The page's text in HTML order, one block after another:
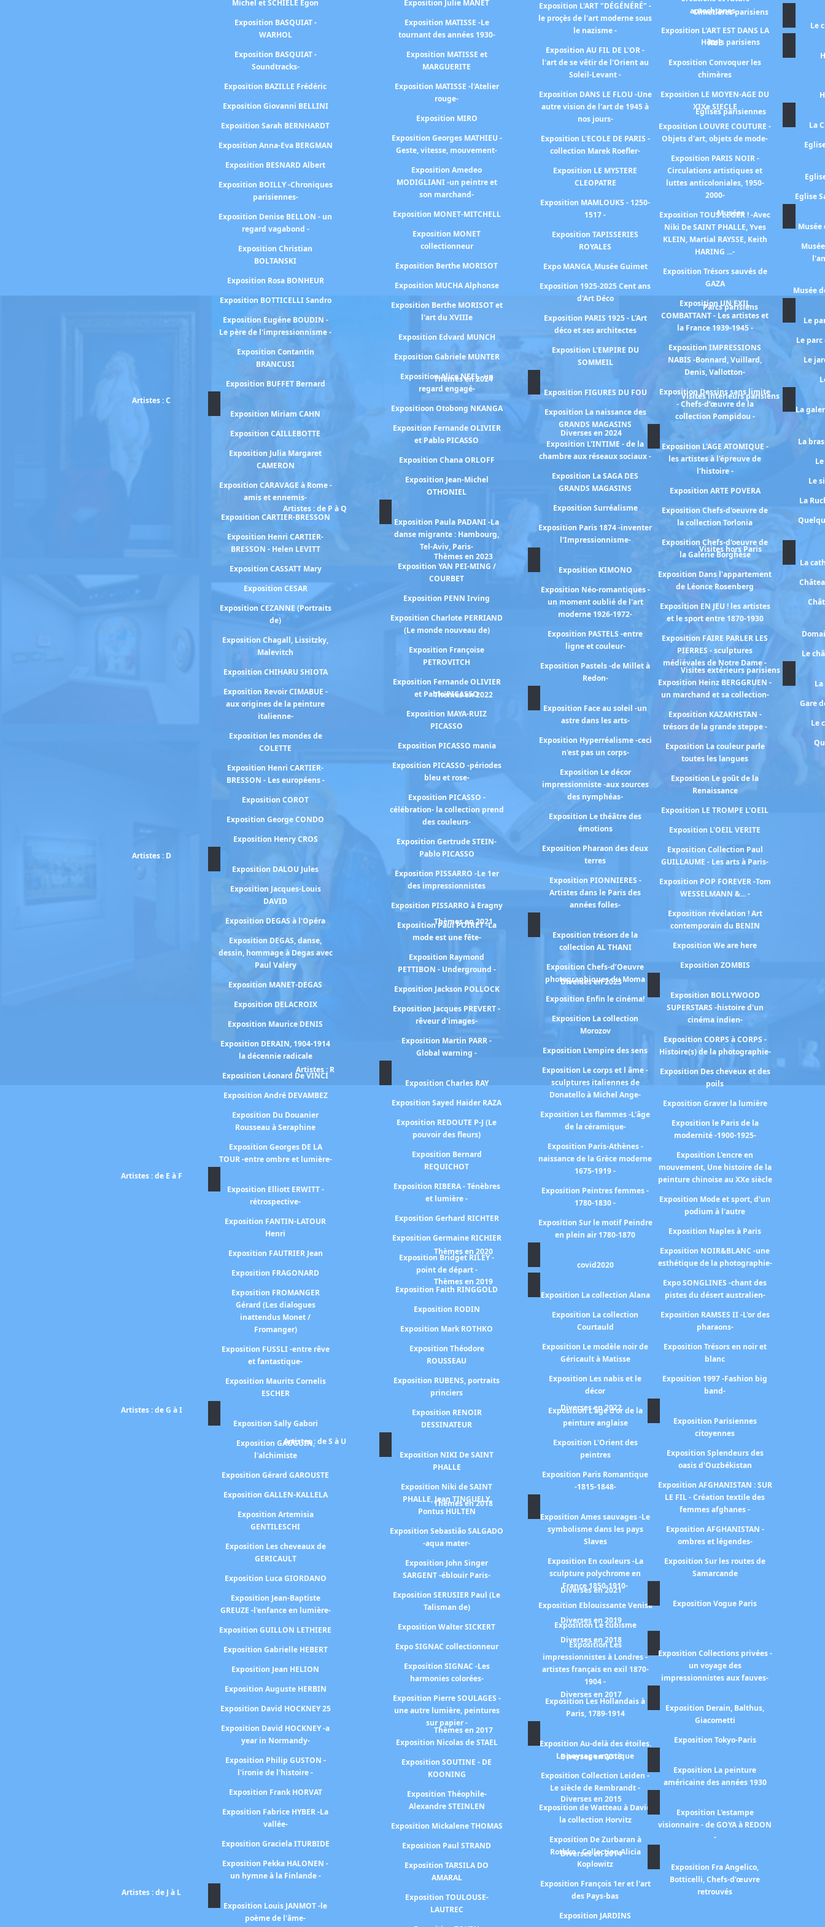
Michel et SCHIELE Egon
Exposition BASQUIAT -
WARHOL
Exposition BASQUIAT -
Soundtracks-
Exposition BAZILLE Frédéric
Exposition Giovanni BELLINI
Exposition Sarah BERNHARDT
Exposition Anna-Eva BERGMAN
Exposition BESNARD Albert
Exposition BOILLY -Chroniques
parisiennes-
Exposition Denise BELLON - un
regard vagabond -
Exposition Christian
BOLTANSKI
Exposition Rosa BONHEUR
Exposition BOTTICELLI Sandro
Exposition Eugéne BOUDIN -
Le père de l'impressionnisme -
Exposition Contantin
BRANCUSI
Exposition BUFFET Bernard
Artistes : C
Exposition Miriam CAHN
Exposition CAILLEBOTTE
Exposition Julia Margaret
CAMERON
Exposition CARAVAGE à Rome -
amis et ennemis-
Exposition CARTIER-BRESSON
Exposition Henri CARTIER-
BRESSON - Helen LEVITT
Exposition CASSATT Mary
Exposition CESAR
Exposition CEZANNE (Portraits
de)
Exposition Chagall, Lissitzky,
Malevitch
Exposition CHIHARU SHIOTA
Exposition Revoir CIMABUE -
aux origines de la peinture
italienne-
Exposition les mondes de
COLETTE
Exposition Henri CARTIER-
BRESSON - Les européens -
Exposition COROT
Exposition George CONDO
Exposition Henry CROS
Artistes : D
Exposition DALOU Jules
Exposition Jacques-Louis
DAVID
Exposition DEGAS à l'Opéra
Exposition DEGAS, danse,
dessin, hommage à Degas avec
Paul Valéry
Exposition MANET-DEGAS
Exposition DELACROIX
Exposition Maurice DENIS
Exposition DERAIN, 1904-1914
la décennie radicale
Exposition Léonard De VINCI
Exposition André DEVAMBEZ
Exposition Du Douanier
Rousseau à Seraphine
Exposition Georges DE LA
TOUR -entre ombre et lumière-
Artistes : de E à F
Exposition Elliott ERWITT -
rétrospective-
Exposition FANTIN-LATOUR
Henri
Exposition FAUTRIER Jean
Exposition FRAGONARD
Exposition FROMANGER
Gérard (Les dialogues
inattendus Monet /
Fromanger)
Exposition FUSSLI -entre rêve
et fantastique-
Exposition Maurits Cornelis
ESCHER
Artistes : de G à I
Exposition Sally Gabori
Exposition GAUGUIN,
l'alchimiste
Exposition Gérard GAROUSTE
Exposition GALLEN-KALLELA
Exposition Artemisia
GENTILESCHI
Exposition Les cheveaux de
GERICAULT
Exposition Luca GIORDANO
Exposition Jean-Baptiste
GREUZE -l'enfance en lumière-
Exposition GUILLON LETHIERE
Exposition Gabrielle HEBERT
Exposition Jean HELION
Exposition Auguste HERBIN
Exposition David HOCKNEY 25
Exposition David HOCKNEY -a
year in Normandy-
Exposition Philip GUSTON -
l'ironie de l'histoire -
Exposition Frank HORVAT
Exposition Fabrice HYBER -La
vallée-
Exposition Graciela ITURBIDE
Exposition Pekka HALONEN -
un hymne à la Finlande -
Artistes : de J à L
Exposition Louis JANMOT -le
poème de l'âme-
Exposition Julie MANET
Exposition MATISSE -Le
tournant des années 1930-
Exposition MATISSE et
MARGUERITE
Exposition MATISSE -l'Atelier
rouge-
Exposition MIRO
Exposition Georges MATHIEU -
Geste, vitesse, mouvement-
Exposition Amedeo
MODIGLIANI -un peintre et
son marchand-
Exposition MONET-MITCHELL
Exposition MONET
collectionneur
Exposition Berthe MORISOT
Exposition MUCHA Alphonse
Exposition Berthe MORISOT et
l'art du XVIIIe
Exposition Edvard MUNCH
Exposition Gabriele MUNTER
Exposition Alice NEEL -un
regard engagé-
Expositioon Otobong NKANGA
Exposition Fernande OLIVIER
et Pablo PICASSO
Exposition Chana ORLOFF
Exposition Jean-Michel
OTHONIEL
Artistes : de P à Q
Exposition Paula PADANI -La
danse migrante : Hambourg,
Tel-Aviv, Paris-
Exposition YAN PEI-MING /
COURBET
Exposition PENN Irving
Exposition Charlote PERRIAND
(Le monde nouveau de)
Exposition Françoise
PETROVITCH
Exposition Fernande OLIVIER
et Pablo PICASSO
Exposition MAYA-RUIZ
PICASSO
Exposition PICASSO mania
Exposition PICASSO -périodes
bleu et rose-
Exposition PICASSO -
célébration- la collection prend
des couleurs-
Exposition Gertrude STEIN-
Pablo PICASSO
Exposition PISSARRO -Le 1er
des impressionnistes
Exposition PISSARRO à Eragny
Exposition Paul POIRET -La
mode est une fête-
Exposition Raymond
PETTIBON - Underground -
Exposition Jackson POLLOCK
Exposition Jacques PREVERT -
rêveur d'images-
Exposition Martin PARR -
Global warning -
Artistes : R
Exposition Charles RAY
Exposition Sayed Haider RAZA
Exposition REDOUTE P-J (Le
pouvoir des fleurs)
Exposition Bernard
REQUICHOT
Exposition RIBERA - Ténèbres
et lumière -
Exposition Gerhard RICHTER
Exposition Germaine RICHIER
Exposition Bridget RILEY -
point de départ -
Exposition Faith RINGGOLD
Exposition RODIN
Exposition Mark ROTHKO
Exposition Théodore
ROUSSEAU
Exposition RUBENS, portraits
princiers
Exposition RENOIR
DESSINATEUR
Artistes : de S à U
Exposition NIKI De SAINT
PHALLE
Exposition Niki de SAINT
PHALLE, Jean TINGUELY,
Pontus HULTEN
Exposition Sebastião SALGADO
-aqua mater-
Exposition John Singer
SARGENT -éblouir Paris-
Exposition SERUSIER Paul (Le
Talisman de)
Exposition Walter SICKERT
Expo SIGNAC collectionneur
Exposition SIGNAC -Les
harmonies colorées-
Exposition Pierre SOULAGES -
une autre lumière, peintures
sur papier -
Exposition Nicolas de STAEL
Exposition SOUTINE - DE
KOONING
Exposition Théophile-
Alexandre STEINLEN
Exposition Mickalene THOMAS
Exposition Paul STRAND
Exposition TARSILA DO
AMARAL
Exposition TOULOUSE-
LAUTREC
Exposition L'ART "DÉGÉNÉRÉ" -
le proçès de l'art moderne sous
le nazisme -
Exposition AU FIL DE L'OR -
l'art de se vêtir de l'Orient au
Soleil-Levant -
Exposition DANS LE FLOU -Une
autre vision de l'art de 1945 à
nos jours-
Exposition L'ECOLE DE PARIS -
collection Marek Roefler-
Exposition LE MYSTERE
CLEOPATRE
Exposition MAMLOUKS - 1250-
1517 -
Exposition TAPISSERIES
ROYALES
Expo MANGA_Musée Guimet
Exposition 1925-2025 Cent ans
d'Art Déco
Exposition PARIS 1925 - L'Art
déco et ses architectes
Exposition L'EMPIRE DU
SOMMEIL
Thèmes en 2024
Exposition FIGURES DU FOU
Exposition La naissance des
GRANDS MAGASINS
Exposition L'INTIME - de la
chambre aux réseaux sociaux -
Exposition La SAGA DES
GRANDS MAGASINS
Exposition Surréalisme
Exposition Paris 1874 -inventer
l'Impressionnisme-
Thèmes en 2023
Exposition KIMONO
Exposition Néo-romantiques -
un moment oublié de l'art
moderne 1926-1972-
Exposition PASTELS -entre
ligne et couleur-
Exposition Pastels -de Millet à
Redon-
Thèmes en 2022
Exposition Face au soleil -un
astre dans les arts-
Exposition Hyperréalisme -ceci
n'est pas un corps-
Exposition Le décor
impressionniste -aux sources
des nymphéas-
Exposition Le théâtre des
émotions
Exposition Pharaon des deux
terres
Exposition PIONNIERES -
Artistes dans le Paris des
années folles-
Thèmes en 2021
Exposition trésors de la
collection AL THANI
Exposition Chefs-d’Oeuvre
photographiques du Moma
Exposition Enfin le cinéma!
Exposition La collection
Morozov
Exposition L'empire des sens
Exposition Le corps et l âme -
sculptures italiennes de
Donatello à Michel Ange-
Exposition Les flammes -L'âge
de la céramique-
Exposition Paris-Athènes -
naissance de la Grèce moderne
1675-1919 -
Exposition Peintres femmes -
1780-1830 -
Exposition Sur le motif Peindre
en plein air 1780-1870
Thèmes en 2020
covid2020
Thèmes en 2019
Exposition La collection Alana
Exposition La collection
Courtauld
Exposition Le modèle noir de
Géricault à Matisse
Exposition Les nabis et le
décor
Exposition L'age d'or de la
peinture anglaise
Exposition L'Orient des
peintres
Exposition Paris Romantique
-1815-1848-
Thèmes en 2018
Exposition Ames sauvages -Le
symbolisme dans les pays
Slaves
Exposition En couleurs -La
sculpture polychrome en
France 1850-1910-
Exposition Eblouissante Venise
Exposition Le cubisme
Exposition Les
impressionnistes à Londres -
artistes français en exil 1870-
1904 -
Exposition Les Hollandais à
Paris, 1789-1914
Thèmes en 2017
Exposition Au-delà des étoiles.
Le paysage mystique
Exposition Collection Leiden -
Le siècle de Rembrandt -
Exposition de Watteau à David
la collection Horvitz
Exposition De Zurbaran à
Rothko - Collection Alicia
Koplowitz
Exposition François 1er et l'art
des Pays-bas
Exposition JARDINS
autochtones -
Exposition L'ART EST DANS LA
RUE
Exposition Convoquer les
chimères
Exposition LE MOYEN-AGE DU
XIXe SIECLE
Exposition LOUVRE COUTURE -
Objets d'art, objets de mode-
Exposition PARIS NOIR -
Circulations artistiques et
luttes anticoloniales, 1950-
2000-
Exposition TOUS LEGER ! -Avec
Niki De SAINT PHALLE, Yves
KLEIN, Martial RAYSSE, Keith
HARING ...-
Exposition Trésors sauvés de
GAZA
Exposition UN EXIL
COMBATTANT - Les artistes et
la France 1939-1945 -
Exposition IMPRESSIONS
NABIS -Bonnard, Vuillard,
Denis, Vallotton-
Exposition Dessins sans limite
- Chefs-d’œuvre de la
collection Pompidou -
Diverses en 2024
Exposition L'AGE ATOMIQUE -
les artistes à l'épreuve de
l'histoire -
Exposition ARTE POVERA
Exposition Chefs-d'oeuvre de
la collection Torlonia
Exposition Chefs-d'oeuvre de
la Galerie Borghèse
Exposition Dans l'appartement
de Léonce Rosenberg
Exposition EN JEU ! les artistes
et le sport entre 1870-1930
Exposition FAIRE PARLER LES
PIERRES - sculptures
médiévales de Notre Dame -
Exposition Heinz BERGGRUEN -
un marchand et sa collection-
Exposition KAZAKHSTAN -
trésors de la grande steppe -
Exposition La couleur parle
toutes les langues
Exposition Le goût de la
Renaissance
Exposition LE TROMPE L'OEIL
Exposition L'OEIL VERITE
Exposition Collection Paul
GUILLAUME - Les arts à Paris-
Exposition POP FOREVER -Tom
WESSELMANN &... -
Exposition révélation ! Art
contemporain du BENIN
Exposition We are here
Exposition ZOMBIS
Diverses en 2023
Exposition BOLLYWOOD
SUPERSTARS -histoire d'un
cinéma indien-
Exposition CORPS à CORPS -
Histoire(s) de la photographie-
Exposition Des cheveux et des
poils
Exposition Graver la lumière
Exposition le Paris de la
modernité -1900-1925-
Exposition L'encre en
mouvement, Une histoire de la
peinture chinoise au XXe siècle
Exposition Mode et sport, d'un
podium à l'autre
Exposition Naples à Paris
Exposition NOIR&BLANC -une
esthétique de la photographie-
Expo SONGLINES -chant des
pistes du désert australien-
Exposition RAMSES II -L'or des
pharaons-
Exposition Trésors en noir et
blanc
Exposition 1997 -Fashion big
band-
Diverses en 2022
Exposition Parisiennes
citoyennes
Exposition Splendeurs des
oasis d'Ouzbékistan
Exposition AFGHANISTAN : SUR
LE FIL - Création textile des
femmes afghanes -
Exposition AFGHANISTAN -
ombres et légendes-
Exposition Sur les routes de
Samarcande
Diverses en 2021
Exposition Vogue Paris
Diverses en 2019
Diverses en 2018
Exposition Collections privées -
un voyage des
impressionnistes aux fauves-
Diverses en 2017
Exposition Derain, Balthus,
Giacometti
Exposition Tokyo-Paris
Diverses en 2016
Exposition La peinture
américaine des années 1930
Diverses en 2015
Exposition L'estampe
visionnaire - de GOYA à REDON
-
Diverses en 2014
Exposition Fra Angelico,
Botticelli, Chefs-d’œuvre
retrouvés
Cimetières parisiens
Le
Hôtels parisiens
Eglises parisiennes
La
Eglise
Musées
Musée
Musée
Parcs parisiens
Le
Le
Le
Visites intérieurs parisiens
La
La
Le
La
Visites hors Paris
La
Le
Visites extérieurs parisiens
Gare
Le